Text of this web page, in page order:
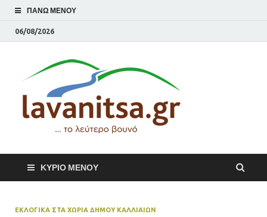
ΠΆΝΩ ΜΕΝΟΎ
06/08/2026
ΚΎΡΙΟ ΜΕΝΟΎ
ΕΚΛΟΓΙΚΑ ΣΤΑ ΧΩΡΙΑ ΔΗΜΟΥ ΚΑΛΛΙΑΊΩΝ